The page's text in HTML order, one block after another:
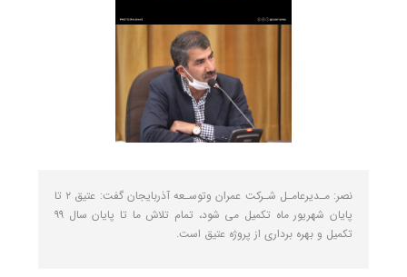
نصر: مـدیرعامـل شـرکت عمران وتوسـعه آذربایجان گفت: عتیق ٢ تا
پایان شهریور ماه تکمیل می شود، تمام تلاش ما تا پایان سال ٩٩
تکمیل و بهره برداری از پروژه عتیق است.